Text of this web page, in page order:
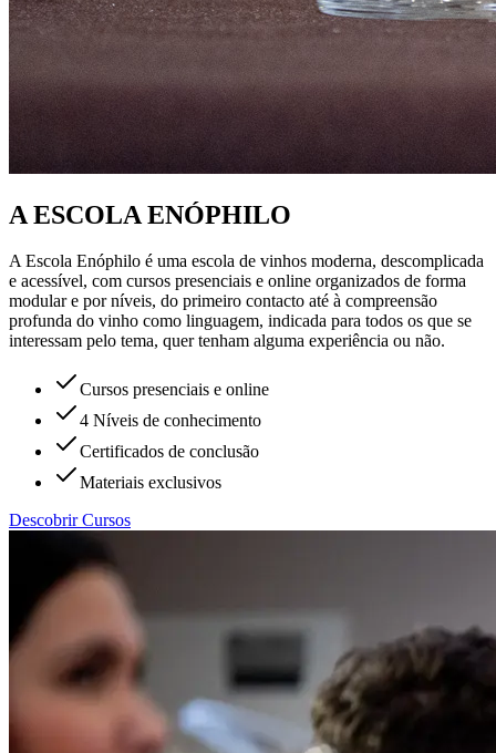
A ESCOLA ENÓPHILO
A Escola Enóphilo é uma escola de vinhos moderna, descomplicada
e acessível, com cursos presenciais e online organizados de forma
modular e por níveis, do primeiro contacto até à compreensão
profunda do vinho como linguagem, indicada para todos os que se
interessam pelo tema, quer tenham alguma experiência ou não.
Cursos presenciais e online
4 Níveis de conhecimento
Certificados de conclusão
Materiais exclusivos
Descobrir Cursos